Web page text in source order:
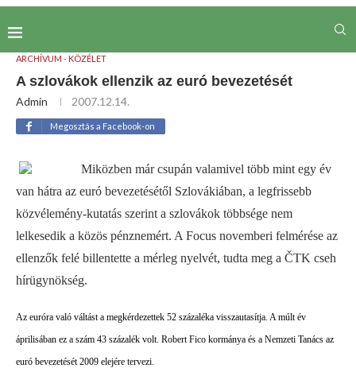
ARCHÍVUM - KÖZÉLET
A szlovákok ellenzik az euró bevezetését
Admin 2007.12.14.
Megosztás a Facebook-on
Miközben már csupán valamivel több mint egy év
van hátra az euró bevezetésétől Szlovákiában, a legfrissebb
közvélemény-kutatás szerint a szlovákok többsége nem
lelkesedik a közös pénznemért. A Focus novemberi felmérése az
ellenzők felé billentette a mérleg nyelvét, tudta meg a ČTK cseh
hírügynökség.
Az euróra való váltást a megkérdezettek 52 százaléka visszautasítja. A múlt év
áprilisában ez a szám 43 százalék volt. Robert Fico kormánya és a Nemzeti Tanács az
euró bevezetését 2009 elejére tervezi.